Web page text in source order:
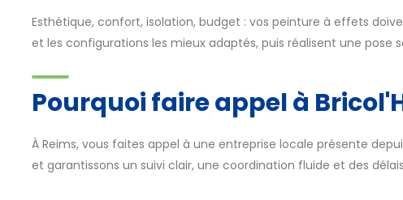
Esthétique, confort, isolation, budget : vos peinture à effets
et les configurations les mieux adaptés, puis réalisent une pose
Pourquoi faire appel à
À Reims, vous faites appel à une entreprise locale présente
et garantissons un suivi clair, une coordination fluide et des